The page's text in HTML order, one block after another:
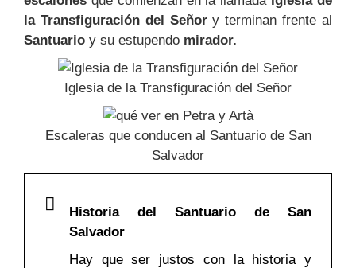
la Transfiguración del Señory terminan frente al
Santuario y su estupendo mirador.
Iglesia de la Transfiguración del Señor
Escaleras que conducen al Santuario de San
Salvador
Historia del Santuario de San
Salvador
Hay que ser justos con la historia y